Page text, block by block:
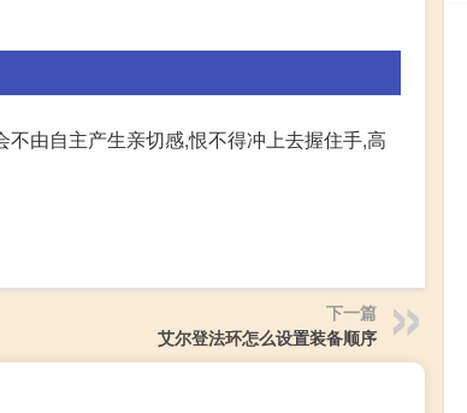
由自主产生亲切感,恨不得冲上去握住手,高
下一篇
艾尔登法环怎么设置装备顺序